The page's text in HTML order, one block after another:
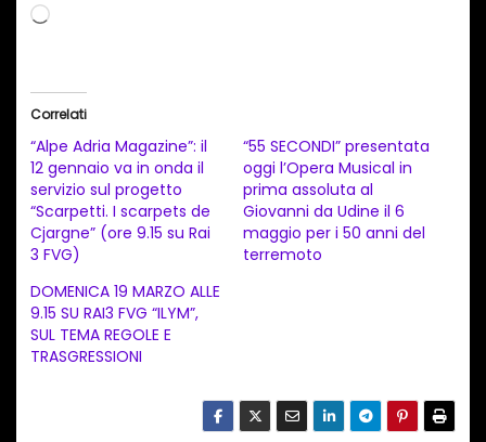
C
a
m
e
n
t
o
i
Correlati
“Alpe Adria Magazine”: il
12 gennaio va in onda il
servizio sul progetto
“Scarpetti. I scarpets de
Cjargne” (ore 9.15 su Rai
3 FVG)
“55 SECONDI” presentata
oggi l’Opera Musical in
prima assoluta al
Giovanni da Udine il 6
maggio per i 50 anni del
terremoto
DOMENICA 19 MARZO ALLE
9.15 SU RAI3 FVG “ILYM”,
SUL TEMA REGOLE E
TRASGRESSIONI